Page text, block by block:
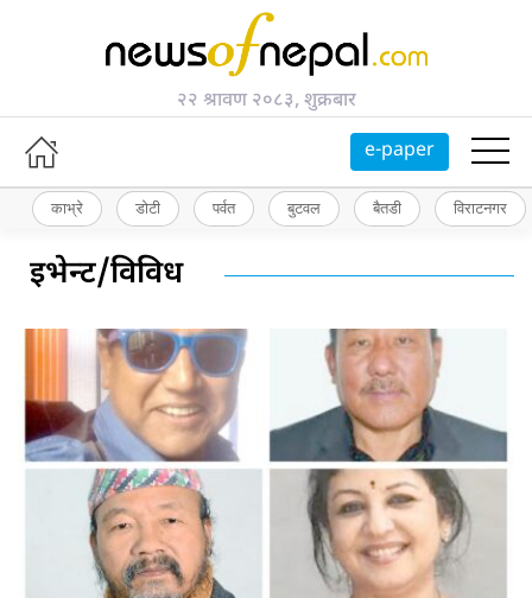
२२ श्रावण २०८३, शुक्रबार
e-paper
काभ्रे डोटी पर्वत बुटवल बैतडी विराटनगर
इभेन्ट/विविध